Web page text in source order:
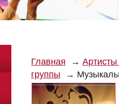
Главная
группы